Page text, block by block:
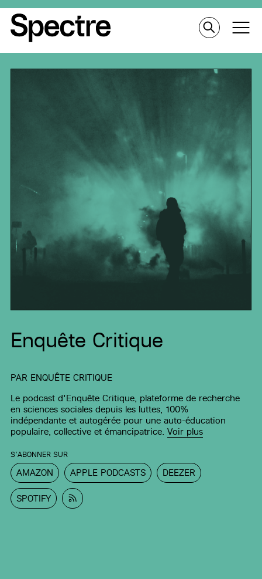
Enquête Critique
PAR ENQUÊTE CRITIQUE
Le podcast d'Enquête Critique, plateforme de recherche
en sciences sociales depuis les luttes, 100%
indépendante et autogérée pour une auto-éducation
populaire, collective et émancipatrice.Voir plus
S’ABONNER SUR
AMAZON APPLE PODCASTS DEEZER
SPOTIFY